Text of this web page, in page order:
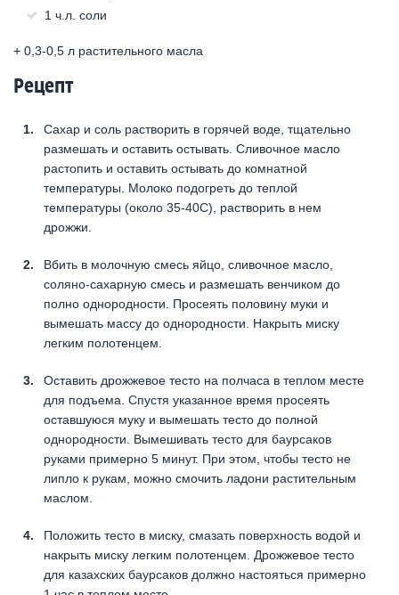
1 ч.л. соли
+ 0,3-0,5 л растительного масла
Рецепт
Сахар и соль растворить в горячей воде, тщательно
размешать и оставить остывать. Сливочное масло
растопить и оставить остывать до комнатной
температуры. Молоко подогреть до теплой
температуры (около 35-40С), растворить в нем
дрожжи.
Вбить в молочную смесь яйцо, сливочное масло,
соляно-сахарную смесь и размешать венчиком до
полно однородности. Просеять половину муки и
вымешать массу до однородности. Накрыть миску
легким полотенцем.
Оставить дрожжевое тесто на полчаса в теплом месте
для подъема. Спустя указанное время просеять
оставшуюся муку и вымешать тесто до полной
однородности. Вымешивать тесто для баурсаков
руками примерно 5 минут. При этом, чтобы тесто не
липло к рукам, можно смочить ладони растительным
маслом.
Положить тесто в миску, смазать поверхность водой и
накрыть миску легким полотенцем. Дрожжевое тесто
для казахских баурсаков должно настояться примерно